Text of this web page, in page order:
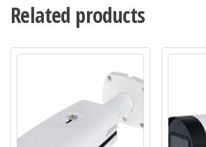
Related products